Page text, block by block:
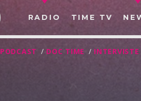
RADIO TIME TV
PODCAST / DOC TIME / INTERVISTE